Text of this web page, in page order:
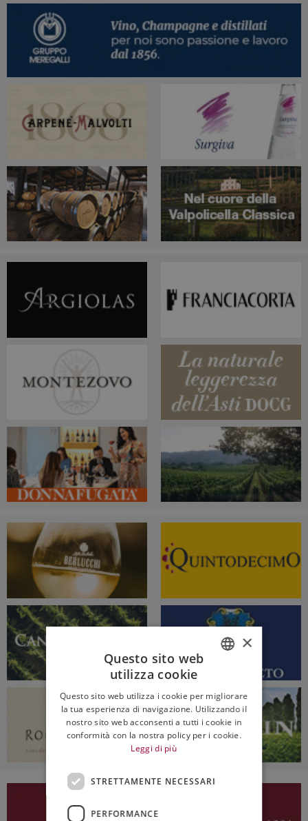
ENGLISH
×
Questo sito web
utilizza cookie
Questo sito web utilizza i cookie per migliorare
la tua esperienza di navigazione. Utilizzando il
nostro sito web acconsenti a tutti i cookie in
conformità con la nostra policy per i cookie.
Leggi di più
STRETTAMENTE NECESSARI
PERFORMANCE